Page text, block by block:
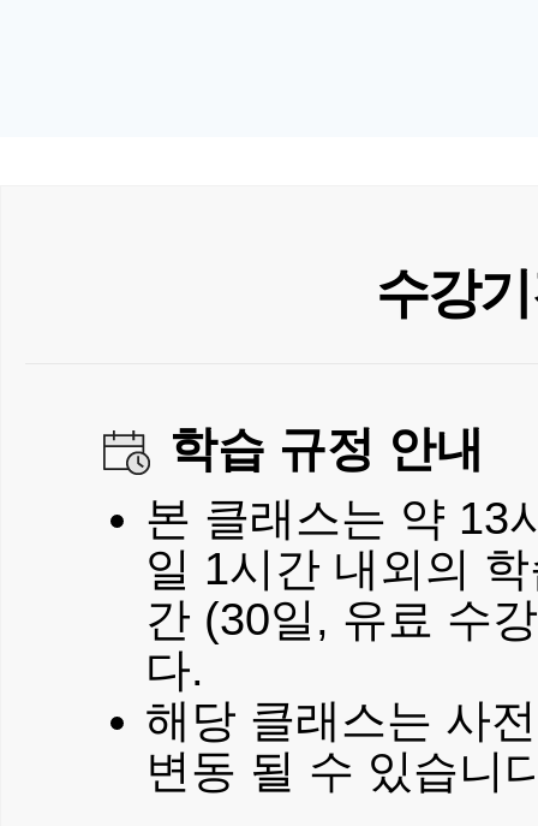
수강
학습 규정 안내
본 클래스는 약 13
일 1시간 내외의
간 (30일, 유료 수
다.
해당 클래스는 사
변동 될 수 있습니